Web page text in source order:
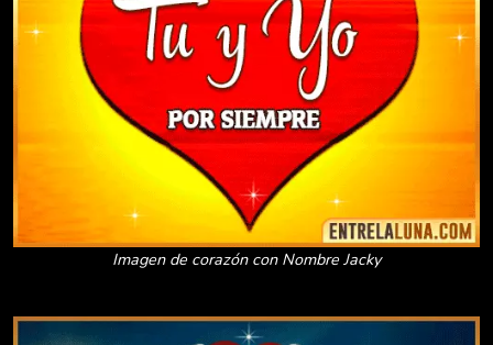
Imagen de corazón con Nombre Jacky